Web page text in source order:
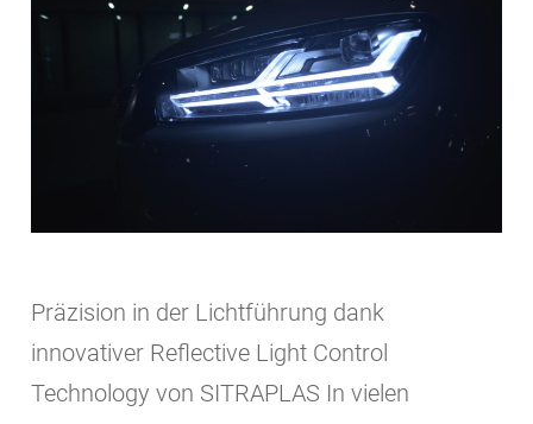
Präzision in der Lichtführung dank
innovativer Reflective Light Control
Technology von SITRAPLAS In vielen